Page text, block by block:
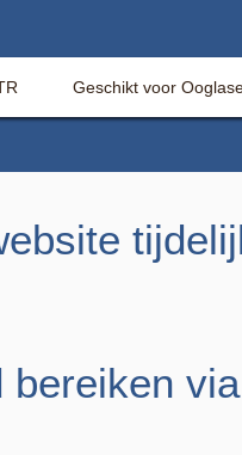
Geschikt voor
bereiken